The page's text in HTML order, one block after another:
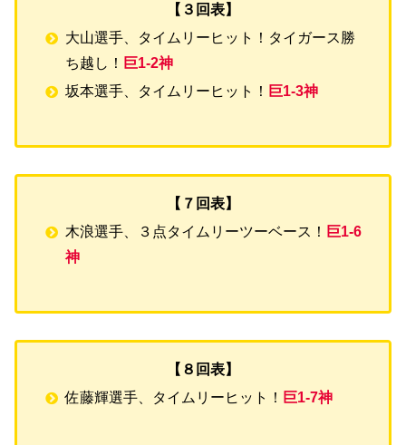
【３回表】
大山選手、タイムリーヒット！タイガース勝
ち越し！ 巨1-2神
坂本選手、タイムリーヒット！ 巨1-3神
【７回表】
木浪選手、３点タイムリーツーベース！ 巨1-6
神
【８回表】
佐藤輝選手、タイムリーヒット！ 巨1-7神